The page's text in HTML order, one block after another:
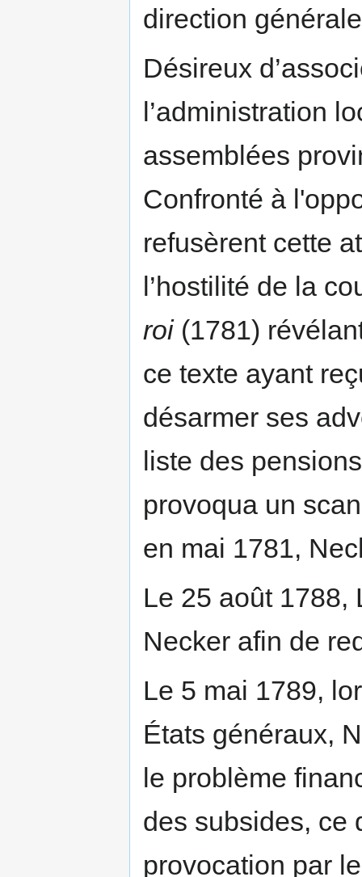
direction
Désireux
l’administration
assemblées
Confronté à
refusèrent cette
l’hostilité de la
roi(1781)
ce texte ayant
désarmer ses
liste des
provoqua un
en mai 1781,
Le 25 août 1788,
Necker afin de
Le 5 mai 1789,
États généraux,
le problème
des subsides, ce
provocation par